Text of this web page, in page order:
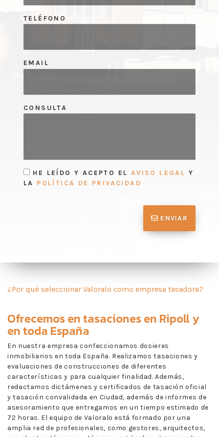
TELÉFONO
EMAIL
CONSULTA
HE LEÍDO Y ACEPTO EL AVISO LEGAL Y
LA POLÍTICA DE PRIVACIDAD
ENVIAR
¿Por qué seleccionar Valoralo como empresa tasadora?
Ofrecemos entasaciones en Ripolly
en toda España
En nuestra empresa confeccionamos dosieres
inmobiliarios en toda España. Realizamos tasaciones y
evaluaciones de construcciones de diferentes
características y para cualquier finalidad. Además,
redactamos dictámenes y certificados de tasación oficial
y tasación convalidada en Ciudad, además de informes de
asesoramiento que entregamos en un tiempo estimado de
72 horas. El equipo de Valoralo está formado por una
amplia red de profesionales, como gestores, arquitectos,